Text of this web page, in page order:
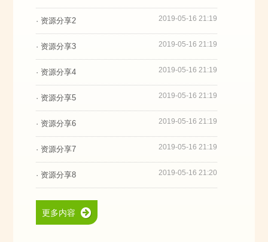
· 资源分享2 2019-05-16 21:19
· 资源分享3 2019-05-16 21:19
· 资源分享4 2019-05-16 21:19
· 资源分享5 2019-05-16 21:19
· 资源分享6 2019-05-16 21:19
· 资源分享7 2019-05-16 21:19
· 资源分享8 2019-05-16 21:20
更多内容